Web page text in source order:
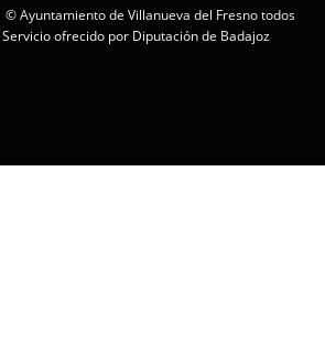
© Ayuntamiento de Villanueva del Fresno todos
Servicio ofrecido por Diputación de Badajoz